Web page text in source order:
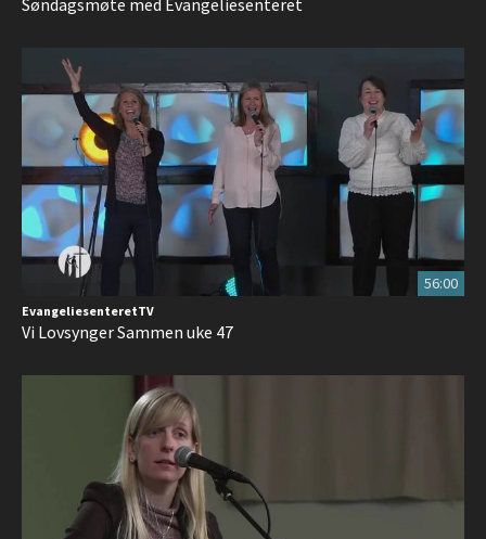
56:00
EvangeliesenteretTV
Vi Lovsynger Sammen uke 47